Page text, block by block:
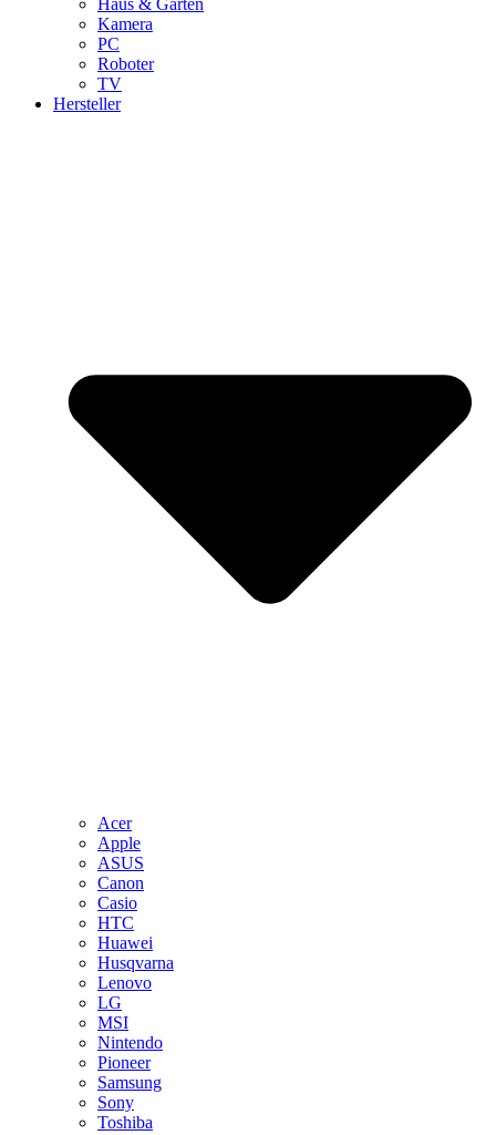
Haus & Garten
Kamera
PC
Roboter
TV
Hersteller
Acer
Apple
ASUS
Canon
Casio
HTC
Huawei
Husqvarna
Lenovo
LG
MSI
Nintendo
Pioneer
Samsung
Sony
Toshiba